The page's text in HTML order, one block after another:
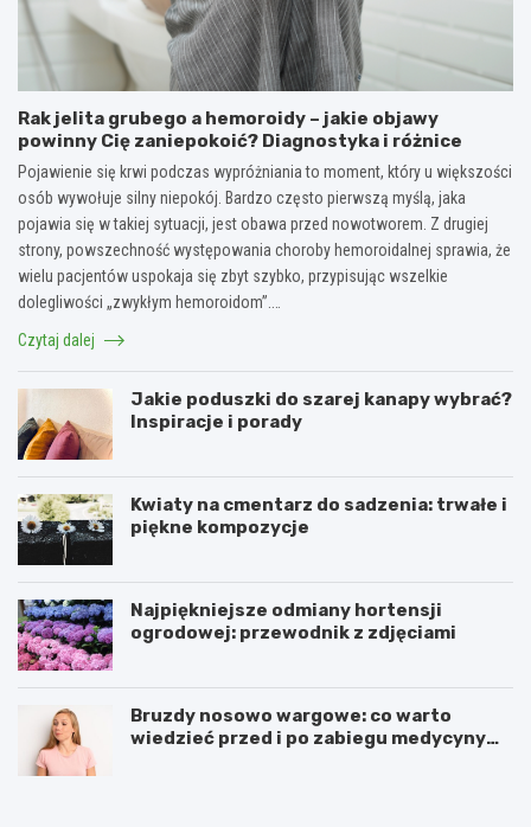
Rak jelita grubego a hemoroidy – jakie objawy
powinny Cię zaniepokoić? Diagnostyka i różnice
Pojawienie się krwi podczas wypróżniania to moment, który u większości
osób wywołuje silny niepokój. Bardzo często pierwszą myślą, jaka
pojawia się w takiej sytuacji, jest obawa przed nowotworem. Z drugiej
strony, powszechność występowania choroby hemoroidalnej sprawia, że
wielu pacjentów uspokaja się zbyt szybko, przypisując wszelkie
dolegliwości „zwykłym hemoroidom”.…
Czytaj dalej
Jakie poduszki do szarej kanapy wybrać?
Inspiracje i porady
Kwiaty na cmentarz do sadzenia: trwałe i
piękne kompozycje
Najpiękniejsze odmiany hortensji
ogrodowej: przewodnik z zdjęciami
Bruzdy nosowo wargowe: co warto
wiedzieć przed i po zabiegu medycyny